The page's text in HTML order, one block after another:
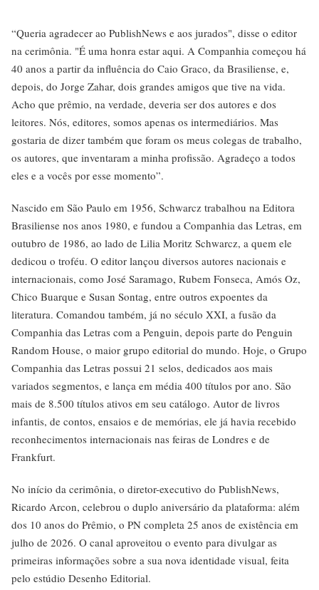
“Queria agradecer ao PublishNews e aos jurados", disse o editor
na cerimônia. "É uma honra estar aqui. A Companhia começou há
40 anos a partir da influência do Caio Graco, da Brasiliense, e,
depois, do Jorge Zahar, dois grandes amigos que tive na vida.
Acho que prêmio, na verdade, deveria ser dos autores e dos
leitores. Nós, editores, somos apenas os intermediários. Mas
gostaria de dizer também que foram os meus colegas de trabalho,
os autores, que inventaram a minha profissão. Agradeço a todos
eles e a vocês por esse momento”.
Nascido em São Paulo em 1956, Schwarcz trabalhou na Editora
Brasiliense nos anos 1980, e fundou a Companhia das Letras, em
outubro de 1986, ao lado de Lilia Moritz Schwarcz, a quem ele
dedicou o troféu. O editor lançou diversos autores nacionais e
internacionais, como José Saramago, Rubem Fonseca, Amós Oz,
Chico Buarque e Susan Sontag, entre outros expoentes da
literatura. Comandou também, já no século XXI, a fusão da
Companhia das Letras com a Penguin, depois parte do Penguin
Random House, o maior grupo editorial do mundo. Hoje, o Grupo
Companhia das Letras possui 21 selos, dedicados aos mais
variados segmentos, e lança em média 400 títulos por ano. São
mais de 8.500 títulos ativos em seu catálogo. Autor de livros
infantis, de contos, ensaios e de memórias, ele já havia recebido
reconhecimentos internacionais nas feiras de Londres e de
Frankfurt.
No início da cerimônia, o diretor-executivo do PublishNews,
Ricardo Arcon, celebrou o duplo aniversário da plataforma: além
dos 10 anos do Prêmio, o PN completa 25 anos de existência em
julho de 2026. O canal aproveitou o evento para divulgar as
primeiras informações sobre a sua nova identidade visual, feita
pelo estúdio Desenho Editorial.